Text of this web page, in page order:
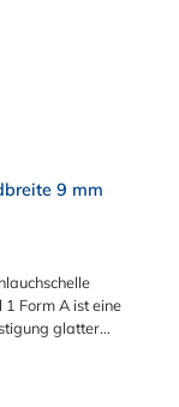
Schlauchschelle SGS TORRO, Bandbreite 9 mm
Form A ist eine
glatter
und durch ihre